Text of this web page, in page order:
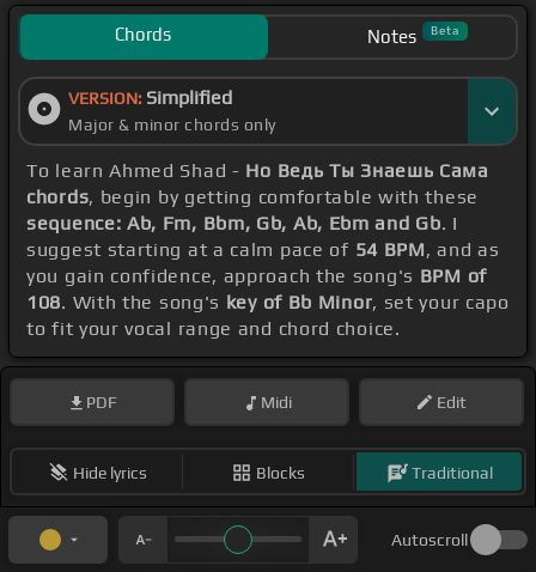
Chords Notes Beta
VERSION: Simplified
Major & minor chords only
To learn Ahmed Shad - Но Ведь Ты Знаешь Сама
chords, begin by getting comfortable with these
sequence: Ab, Fm, Bbm, Gb, Ab, Ebm and Gb. I
suggest starting at a calm pace of 54 BPM, and as
you gain confidence, approach the song's BPM of
108. With the song's key of Bb Minor, set your capo
to fit your vocal range and chord choice.
PDF Midi Edit
Hide lyrics Blocks Traditional
Autoscroll